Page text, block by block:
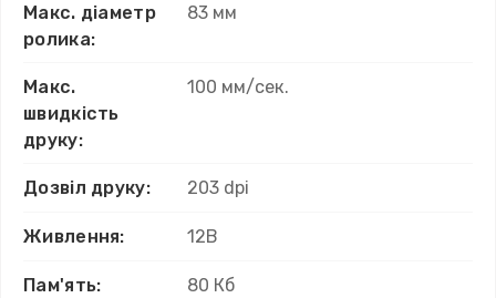
Макс. діаметр
ролика:
83 мм
Макс.
швидкість
друку:
100 мм/сек.
Дозвіл друку: 203 dpi
Живлення: 12В
Пам'ять: 80 Кб